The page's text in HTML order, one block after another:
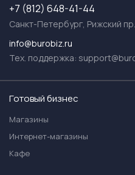
+7 (812) 648-41-44
Санкт-Петербург, Рижский
info@burobiz.ru
Тех. поддержка:
Готовый бизнес
Магазины
Интернет-магазины
Кафе